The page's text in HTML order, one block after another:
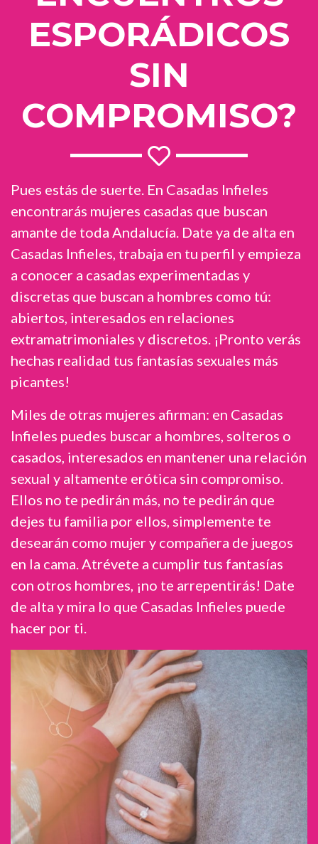
ESPORÁDICOS
SIN
COMPROMISO?
Pues estás de suerte. En Casadas Infieles
encontrarás mujeres casadas que buscan
amante de toda Andalucía. Date ya de alta en
Casadas Infieles, trabaja en tu perfil y empieza
a conocer a casadas experimentadas y
discretas que buscan a hombres como tú:
abiertos, interesados en relaciones
extramatrimoniales y discretos. ¡Pronto verás
hechas realidad tus fantasías sexuales más
picantes!
Miles de otras mujeres afirman: en Casadas
Infieles puedes buscar a hombres, solteros o
casados, interesados en mantener una relación
sexual y altamente erótica sin compromiso.
Ellos no te pedirán más, no te pedirán que
dejes tu familia por ellos, simplemente te
desearán como mujer y compañera de juegos
en la cama. Atrévete a cumplir tus fantasías
con otros hombres, ¡no te arrepentirás! Date
de alta y mira lo que Casadas Infieles puede
hacer por ti.